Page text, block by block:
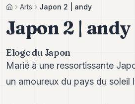
HomeArts Japon 2 | andy
Japon 2 | andy
Eloge du Japon
Marié à une ressortissante
un amoureux du pays du